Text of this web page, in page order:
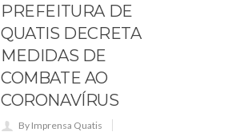
PREFEITURA DE
QUATIS DECRETA
MEDIDAS DE
COMBATE AO
CORONAVÍRUS
By Imprensa Quatis